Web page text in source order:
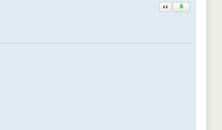
Ответить с цитатой
6